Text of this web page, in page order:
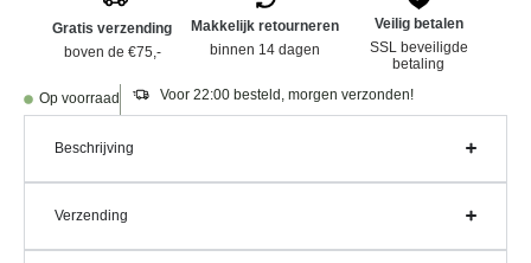
Gratis verzending
boven de €75,-
Makkelijk retourneren
binnen 14 dagen
Veilig betalen
SSL beveiligde
betaling
Op voorraad Voor 22:00 besteld, morgen verzonden!
Beschrijving
Verzending